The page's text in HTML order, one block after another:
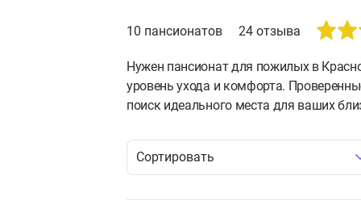
10 пансионатов 24 отзыва
Нужен пансионат для пожилых в
уровень ухода и комфорта.
поиск идеального места для ваших
Сортировать